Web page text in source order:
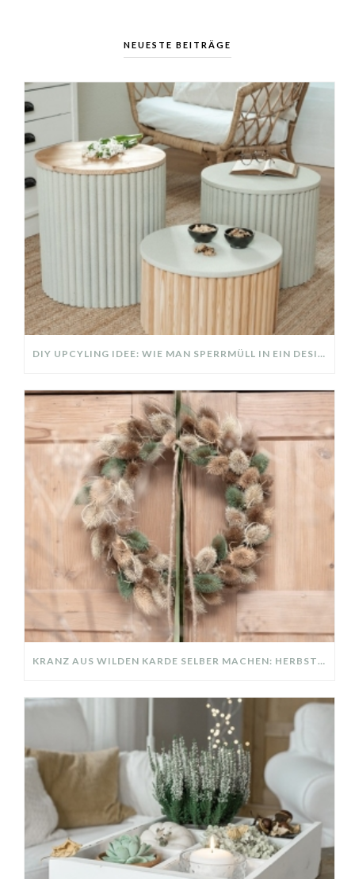
NEUESTE BEITRÄGE
DIY UPCYLING IDEE: WIE MAN SPERRMÜLL IN EIN DESIGNER TEIL VERWANDELT
KRANZ AUS WILDEN KARDE SELBER MACHEN: HERBSTDEKO GANZ EINFACH